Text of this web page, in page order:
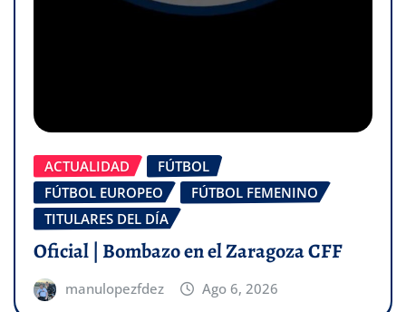
ACTUALIDAD
FÚTBOL
FÚTBOL EUROPEO
FÚTBOL FEMENINO
TITULARES DEL DÍA
Oficial | Bombazo en el Zaragoza CFF
manulopezfdez Ago 6, 2026